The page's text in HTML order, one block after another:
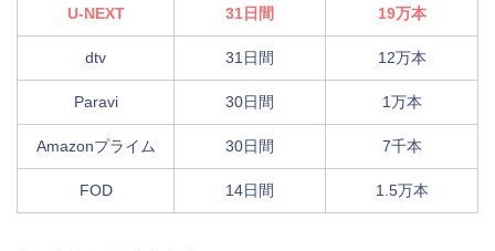
U-NEXT 31日間 19万本
dtv 31日間 12万本
Paravi 30日間 1万本
Amazonプライム 30日間 7千本
FOD 14日間 1.5万本